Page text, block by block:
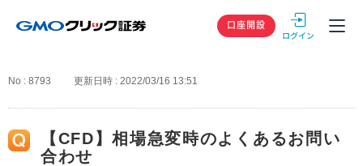
GMOクリック
口座開設
No : 8793 更新日時 : 2022/03/16 13:51
【CFD】相場急変時のよくあるお問い
合わせ